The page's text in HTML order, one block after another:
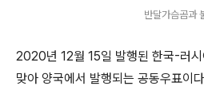
반달가슴곰과
2020년 12월 15일 발행된 한국-러
맞아 양국에서 발행되는 공동우표이